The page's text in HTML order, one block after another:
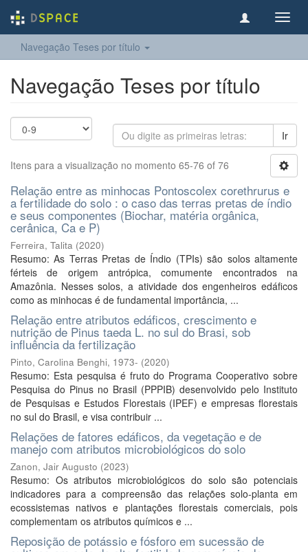
Navegação Teses por título
Navegação Teses por título
Ir
Itens para a visualização no momento 65-76 of 76
Relação entre as minhocas Pontoscolex corethrurus e
a fertilidade do solo : o caso das terras pretas de índio
e seus componentes (Biochar, matéria orgânica,
cerânica, Ca e P)
Ferreira, Talita (2020)
Resumo: As Terras Pretas de Índio (TPIs) são solos altamente
férteis de origem antrópica, comumente encontrados na
Amazônia. Nesses solos, a atividade dos engenheiros edáficos
como as minhocas é de fundamental importância, ...
Relação entre atributos edáficos, crescimento e
nutrição de Pinus taeda L. no sul do Brasi, sob
influência da fertilização
Pinto, Carolina Benghi, 1973- (2020)
Resumo: Esta pesquisa é fruto do Programa Cooperativo sobre
Pesquisa do Pinus no Brasil (PPPIB) desenvolvido pelo Instituto
de Pesquisas e Estudos Florestais (IPEF) e empresas florestais
no sul do Brasil, e visa contribuir ...
Relações de fatores edáficos, da vegetação e de
manejo com atributos microbiológicos do solo
Zanon, Jair Augusto (2023)
Resumo: Os atributos microbiológicos do solo são potenciais
indicadores para a compreensão das relações solo-planta em
ecossistemas nativos e plantações florestais comerciais, pois
complementam os atributos químicos e ...
Reposição de potássio e fósforo em sucessão de